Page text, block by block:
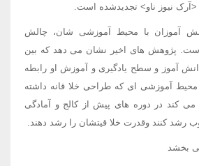
<آرک نیوز ناو> تجدیدشده است.
آموزان با محیط آموزشی شان، چالش
پژوهش های اخیر نشان می دهد که بین
آموز و سطح یادگیری و آموزش او رابطه
آموزشی ای که طراحی خلا قانه داشته
کند در دوره های پیش از کالج و آمادگی
رشد کنند وقدرت خلا قیتشان را رشد دهند.
بخشد